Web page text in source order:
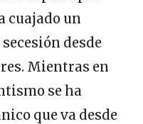
cuajado un
desde
Mientras en
se ha
que va desde